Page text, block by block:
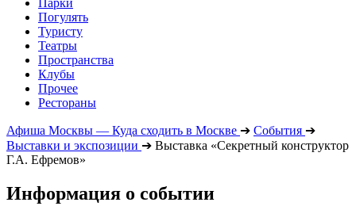
Погулять
Туристу
Театры
Пространства
Клубы
Прочее
Рестораны
Афиша Москвы — Куда сходить в Москве ➔ События ➔
Выставки и экспозиции ➔ Выставка «Секретный конструктор
Г.А. Ефремов»
Информация о событии